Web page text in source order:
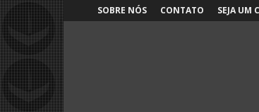
SOBRE NÓS CONTATO SEJA UM